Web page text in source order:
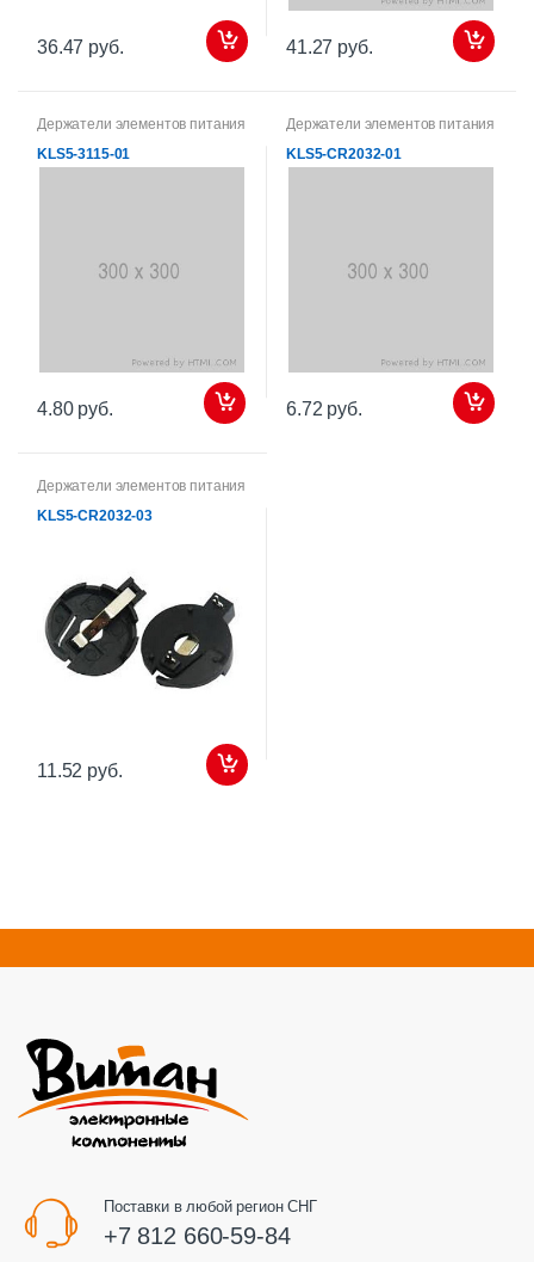
36.47 руб. 41.27 руб.
Держатели элементов питания
KLS5-3115-01
4.80 руб.
Держатели элементов питания
KLS5-CR2032-01
6.72 руб.
Держатели элементов питания
KLS5-CR2032-03
11.52 руб.
Поставки в любой регион СНГ
+7 812 660-59-84